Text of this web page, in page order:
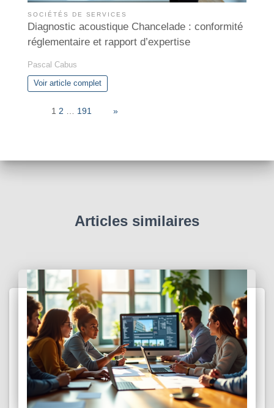
SOCIÉTÉS DE SERVICES
Diagnostic acoustique Chancelade : conformité
réglementaire et rapport d’expertise
Pascal Cabus
Voir article complet
1 2 191 »
Articles similaires